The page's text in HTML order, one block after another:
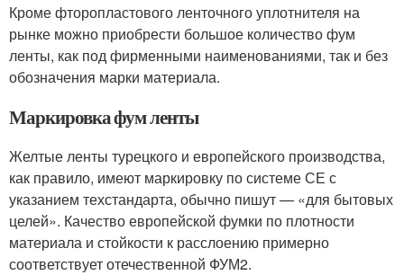
Кроме фторопластового ленточного уплотнителя на
рынке можно приобрести большое количество фум
ленты, как под фирменными наименованиями, так и без
обозначения марки материала.
Маркировка фум ленты
Желтые ленты турецкого и европейского производства,
как правило, имеют маркировку по системе СЕ с
указанием техстандарта, обычно пишут — «для бытовых
целей». Качество европейской фумки по плотности
материала и стойкости к расслоению примерно
соответствует отечественной ФУМ2.